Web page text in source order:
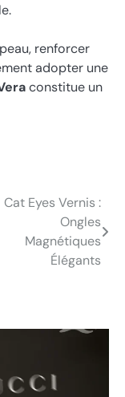
renforcer
adopter une
constitue un
Cat Eyes Vernis :
Ongles
Magnétiques
Élégants